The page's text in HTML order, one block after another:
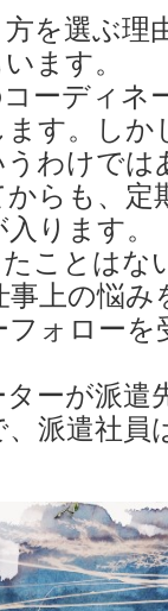
を選ぶ理
ます。
ーディネ
す。し
わけでは
らも、定
ります。
ことはな
上の悩
ォロー
ーが派遣
派遣社員